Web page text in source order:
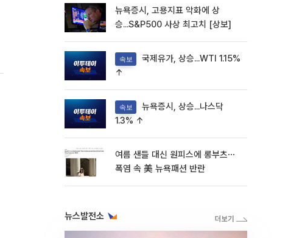
뉴욕증시, 고용지표 악화에 상
승...S&P500 사상 최고치 [상보]
속보
↑
속보
1.3% ↑
여름 샌들 대신 원피스에 롱부츠⋯
폭염 속 美 뉴욕패션 반란
뉴스발전소